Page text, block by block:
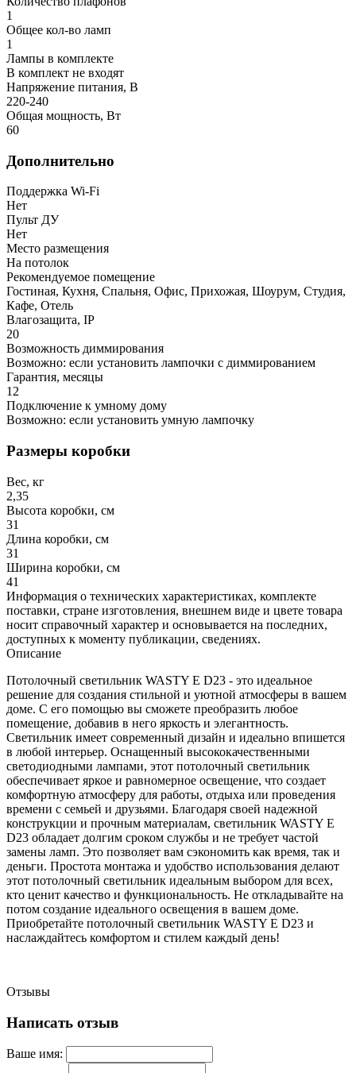
1
Общее кол-во ламп
1
Лампы в комплекте
В комплект не входят
Напряжение питания, В
220-240
Общая мощность, Вт
60
Дополнительно
Поддержка Wi-Fi
Нет
Пульт ДУ
Нет
Место размещения
На потолок
Рекомендуемое помещение
Гостиная, Кухня, Спальня, Офис, Прихожая, Шоурум, Студия,
Кафе, Отель
Влагозащита, IP
20
Возможность диммирования
Возможно: если установить лампочки с диммированием
Гарантия, месяцы
12
Подключение к умному дому
Возможно: если установить умную лампочку
Размеры коробки
Вес, кг
2,35
Высота коробки, см
31
Длина коробки, см
31
Ширина коробки, см
41
Информация о технических характеристиках, комплекте
поставки, стране изготовления, внешнем виде и цвете товара
носит справочный характер и основывается на последних,
доступных к моменту публикации, сведениях.
Описание
Потолочный светильник WASTY E D23 - это идеальное
решение для создания стильной и уютной атмосферы в вашем
доме. С его помощью вы сможете преобразить любое
помещение, добавив в него яркость и элегантность.
Светильник имеет современный дизайн и идеально впишется
в любой интерьер. Оснащенный высококачественными
светодиодными лампами, этот потолочный светильник
обеспечивает яркое и равномерное освещение, что создает
комфортную атмосферу для работы, отдыха или проведения
времени с семьей и друзьями. Благодаря своей надежной
конструкции и прочным материалам, светильник WASTY E
D23 обладает долгим сроком службы и не требует частой
замены ламп. Это позволяет вам сэкономить как время, так и
деньги. Простота монтажа и удобство использования делают
этот потолочный светильник идеальным выбором для всех,
кто ценит качество и функциональность. Не откладывайте на
потом создание идеального освещения в вашем доме.
Приобретайте потолочный светильник WASTY E D23 и
наслаждайтесь комфортом и стилем каждый день!
Отзывы
Написать отзыв
Ваше имя: